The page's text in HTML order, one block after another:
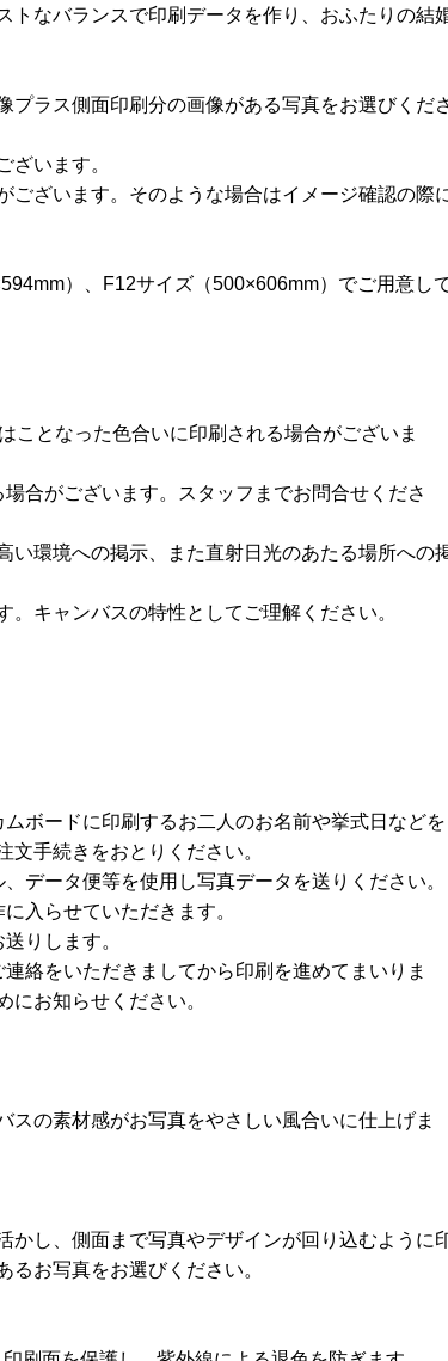
トなバランスで印刷データを作り、おふたりの結
ラス側面印刷分の画像がある写真をお選びくだ
います。
ざいます。そのような場合はイメージ確認の際
）、F12サイズ（500×606mm）でご用意し
となった色合いに印刷される場合がございま
合がございます。スタッフまでお問合せくださ
環境への掲示、また直射日光のあたる場所への
キャンバスの特性としてご理解ください。
ボードに印刷するお二人のお名前や挙式日などを
文手続きをおとりください。
データ便等を使用し写真データを送りください。
入らせていただきます。
りします。
絡をいただきましてから印刷を進めてまいりま
にお知らせください。
スの素材感がお写真をやさしい風合いに仕上げま
かし、側面まで写真やデザインが回り込むように
るお写真をお選びください。